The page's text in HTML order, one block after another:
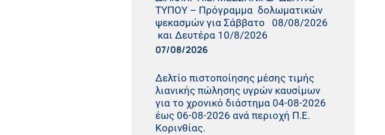
ΤΥΠΟΥ – Πρόγραμμα δολωματικών
ψεκασμών για Σάββατο 08/08/2026
και Δευτέρα 10/8/2026
07/08/2026
Δελτίο πιστοποίησης μέσης τιμής
λιανικής πώλησης υγρών καυσίμων
για το χρονικό διάστημα 04-08-2026
έως 06-08-2026 ανά περιοχή Π.Ε.
Κορινθίας.